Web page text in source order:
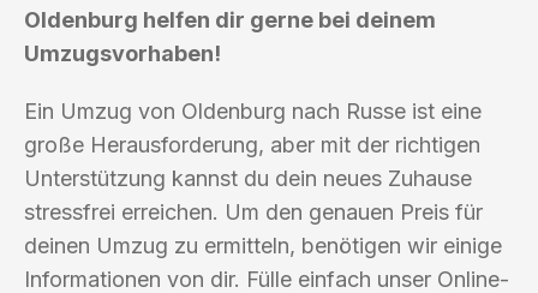
Oldenburg helfen dir gerne bei deinem
Umzugsvorhaben!
Ein Umzug von Oldenburg nach Russe ist eine
große Herausforderung, aber mit der richtigen
Unterstützung kannst du dein neues Zuhause
stressfrei erreichen. Um den genauen Preis für
deinen Umzug zu ermitteln, benötigen wir einige
Informationen von dir. Fülle einfach unser Online-